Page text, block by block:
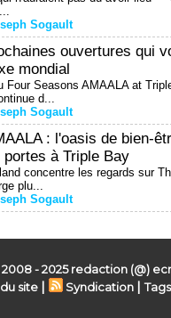
Sogault
ouvertures qui
mondial
Four Seasons AMAALA at
d...
Sogault
: l'oasis de bien-
à Triple Bay
concentre les regards sur
plu...
Sogault
2008 - 2025 redaction (@)
site | Syndication |Tags